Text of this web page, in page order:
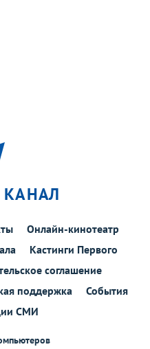
Онлайн-кинотеатр
Кастинги Первого
соглашение
поддержка
События
СМИ